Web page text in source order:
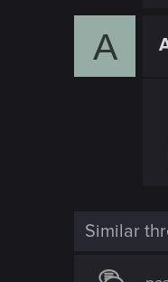
A
Similar